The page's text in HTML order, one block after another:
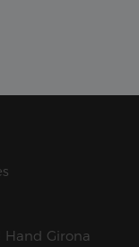
Hand Girona